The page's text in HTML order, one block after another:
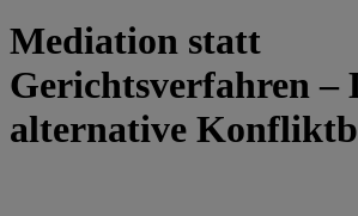
Mediation statt
Gerichtsverfahren –
alternative